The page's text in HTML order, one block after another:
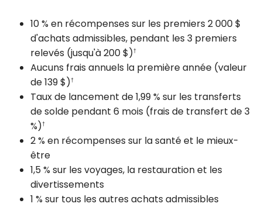
10 % en récompenses sur les premiers 2 000 $
d'achats admissibles, pendant les 3 premiers
relevés (jusqu'à 200 $)†
Aucuns frais annuels la première année (valeur
de 139 $)†
Taux de lancement de 1,99 % sur les transferts
de solde pendant 6 mois (frais de transfert de 3
%)†
2 % en récompenses sur la santé et le mieux-
être
1,5 % sur les voyages, la restauration et les
divertissements
1 % sur tous les autres achats admissibles